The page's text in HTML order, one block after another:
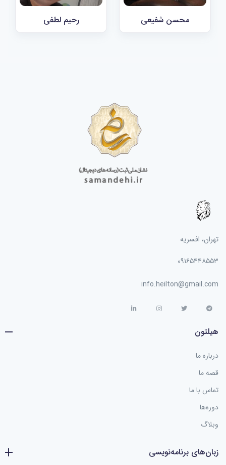
رحیم لطفی محسن شفیعی
تهران، افسریه
۰۹۱۶۵۴۴۸۵۵۳
info.heilton@gmail.com
هیلتون
درباره ما
قصه ما
تماس با ما
دوره‌ها
وبلاگ
زبان‌های برنامه‌نویسی